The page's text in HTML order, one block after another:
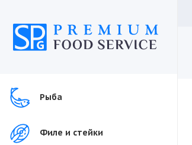
Рыба
Филе и стейки